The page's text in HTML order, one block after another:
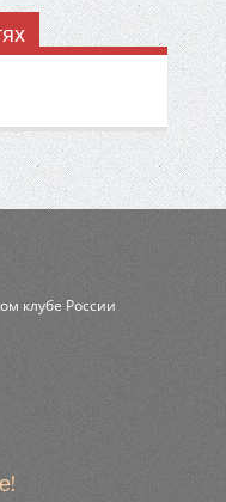
клубе России